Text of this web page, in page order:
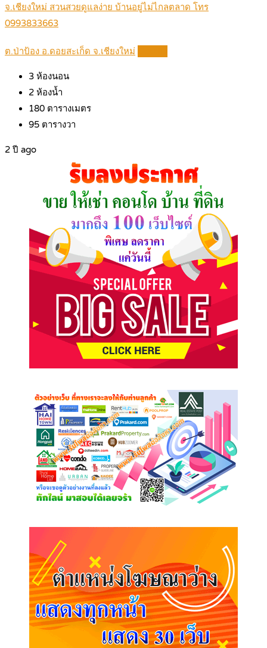
จ.เชียงใหม่ สวนสวยดูแลง่าย บ้านอยู่ไม่ไกลตลาด โทร
0993833663
ต.ป่าป้อง อ.ดอยสะเก็ด จ.เชียงใหม่
3 ห้องนอน
2 ห้องน้ำ
180 ตารางเมตร
95 ตารางวา
2 ปี ago